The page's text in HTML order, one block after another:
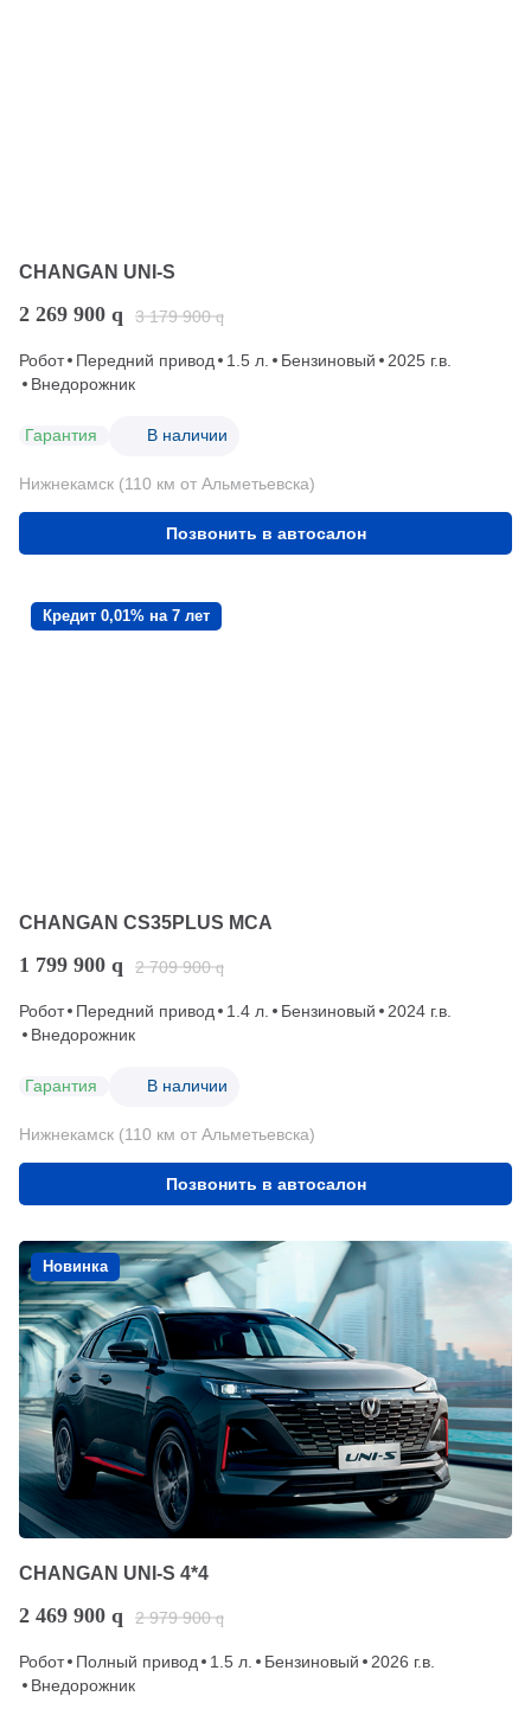
CHANGAN UNI-S
2 269 900 q 3 179 900 q
Робот Передний привод 1.5 л. Бензиновый
2025 г.в.
Внедорожник
Гарантия В наличии
Нижнекамск (110 км от Альметьевска)
Позвонить в автосалон
Кредит 0,01% на 7 лет
CHANGAN CS35PLUS MCA
1 799 900 q 2 709 900 q
Робот Передний привод 1.4 л. Бензиновый
2024 г.в.
Внедорожник
Гарантия В наличии
Нижнекамск (110 км от Альметьевска)
Позвонить в автосалон
Новинка
CHANGAN UNI-S 4*4
2 469 900 q 2 979 900 q
Робот Полный привод 1.5 л. Бензиновый
2026 г.в.
Внедорожник